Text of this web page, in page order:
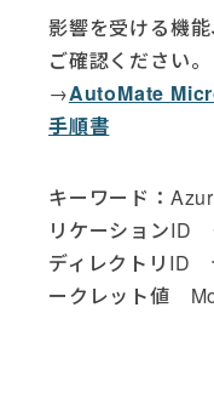
影響を受ける機
ご確認ください。
→AutoMate
手順書
キーワード：
リケーションID
ディレクトリID
ークレット値